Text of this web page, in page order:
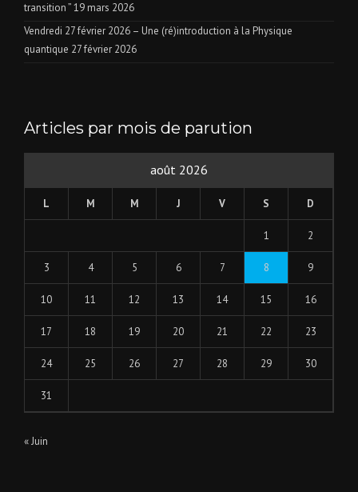
transition ”19 mars 2026
Vendredi 27 février 2026 – Une (ré)introduction à la Physique
quantique 27 février 2026
Articles par mois de parution
août 2026
L M M J V S D
1 2
3 4 5 6 7 8 9
10 11 12 13 14 15 16
17 18 19 20 21 22 23
24 25 26 27 28 29 30
31
« Juin